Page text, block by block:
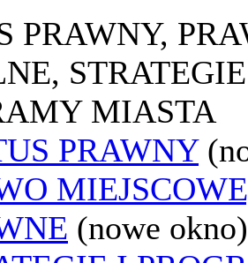
PRAWNY,
MIASTA
PRAWNY
(nowe okno)